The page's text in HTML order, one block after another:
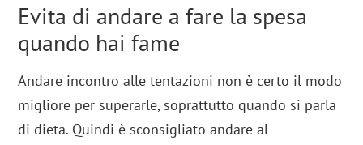
Evita di andare a fare la spesa
quando hai fame
Andare incontro alle tentazioni non è certo il modo
migliore per superarle, soprattutto quando si parla
di dieta. Quindi è sconsigliato andare al